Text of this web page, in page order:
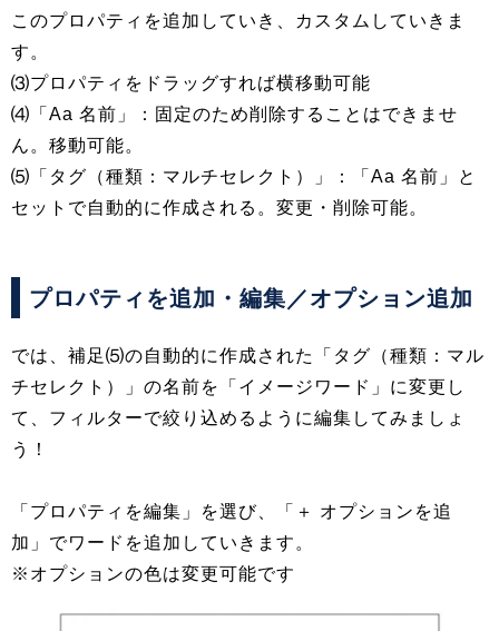
このプロパティを追加していき、カスタムしていきま
す。
⑶プロパティをドラッグすれば横移動可能
⑷「Aa 名前」：固定のため削除することはできませ
ん。移動可能。
⑸「タグ（種類：マルチセレクト）」：「Aa 名前」と
セットで自動的に作成される。変更・削除可能。
プロパティを追加・編集／オプション追加
では、補足⑸の自動的に作成された「タグ（種類：マル
チセレクト）」の名前を「イメージワード」に変更し
て、フィルターで絞り込めるように編集してみましょ
う！
「プロパティを編集」を選び、「＋ オプションを追
加」でワードを追加していきます。
※オプションの色は変更可能です